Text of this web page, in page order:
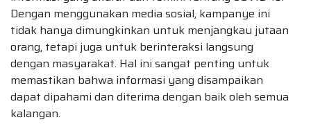
Dengan menggunakan media sosial, kampanye ini
tidak hanya dimungkinkan untuk menjangkau jutaan
orang, tetapi juga untuk berinteraksi langsung
dengan masyarakat. Hal ini sangat penting untuk
memastikan bahwa informasi yang disampaikan
dapat dipahami dan diterima dengan baik oleh semua
kalangan.